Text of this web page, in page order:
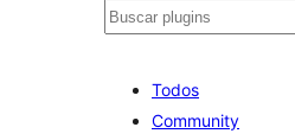
Buscar
Todos
Community